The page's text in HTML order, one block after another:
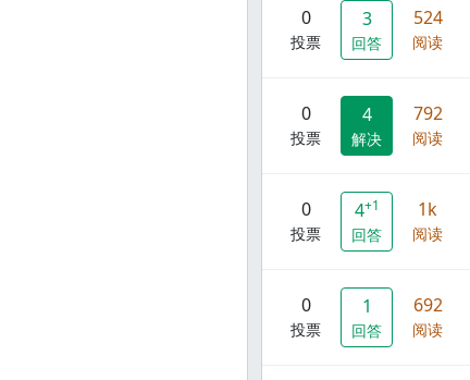
0
投票
3
回答
524
阅读
0
投票
4
解决
792
阅读
0
投票
4+1
回答
1k
阅读
0
投票
1
回答
692
阅读